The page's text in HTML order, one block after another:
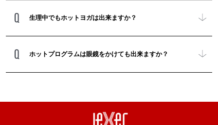
生理中でもホットヨガは出来ますか？
ホットプログラムは眼鏡をかけても出来ますか？